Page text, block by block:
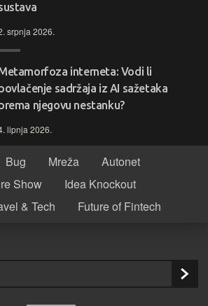
srpnja 2026.
interneta: Vodi li
sadržaja iz AI sažetaka
njegovu nestanku?
lipnja 2026.
Bug Mreža
Autonet
Show
Idea Knockout
& Tech
Future of Fintech